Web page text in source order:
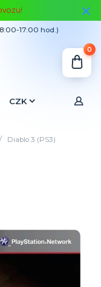
CZK
17:00 hod.)
0
Diablo 3 (PS3)